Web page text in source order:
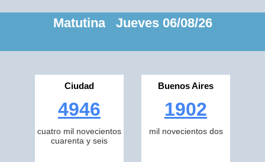
Matutina Jueves 06/08/26
Ciudad
4946
cuatro mil novecientos
cuarenta y seis
Buenos Aires
1902
mil novecientos dos